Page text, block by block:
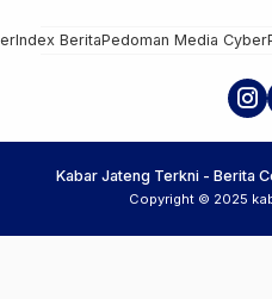
Index BeritaPedoman Media Cyber
Kabar Jateng Terkni - Berita
Copyright © 2025